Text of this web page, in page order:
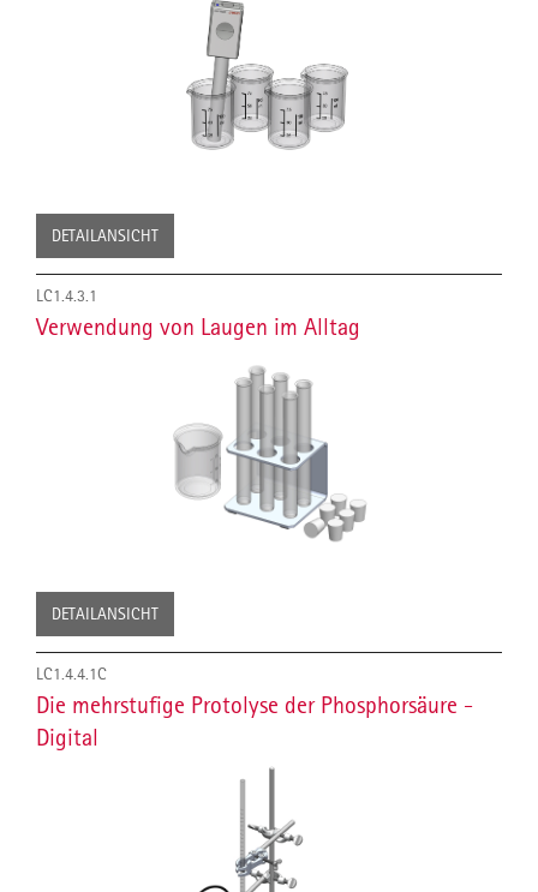
DETAILANSICHT
LC1.4.3.1
Verwendung von Laugen im Alltag
DETAILANSICHT
LC1.4.4.1C
Die mehrstufige Protolyse der Phosphorsäure -
Digital